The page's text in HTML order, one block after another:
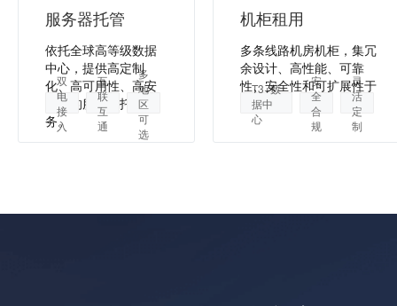
服务器托管
依托全球高等级数据
中心，提供高定制
化、高可用性、高安
全性的服务器托管服
务。
双
电
接
入
互
联
互
通
多
地
区
可
选
机柜租用
多条线路机房机柜，集冗
余设计、高性能、可靠
性、安全性和可扩展性于
一身。
T3+数
据中
心
安
全
合
规
灵
活
定
制